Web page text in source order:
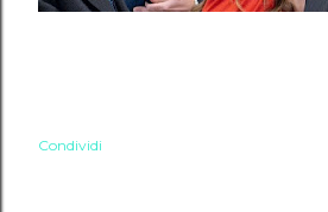
Condividi